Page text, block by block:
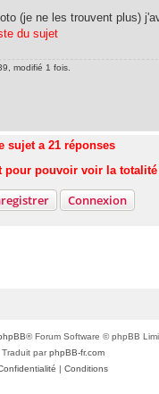
(je ne les trouvent plus)
du sujet
modifié 1 fois.
sujet a 21 réponses
pour pouvoir voir la
Connexion
® Forum Software © phpBB
Traduit parphpBB-fr.com
| Conditions